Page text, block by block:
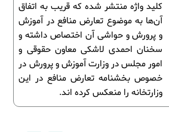
کلید واژه منتشر شده که قریب به اتفاق
آن‌ها به موضوع تعارض منافع در آموزش
و پرورش و حواشی آن اختصاص داشته و
سخنان احمدی لاشکی معاون حقوقی و
امور مجلس در وزارت آموزش و پرورش در
خصوص بخشنامه تعارض منافع در این
وزارتخانه را منعکس کرده اند.